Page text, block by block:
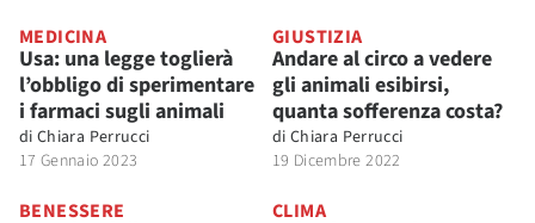
MEDICINA
Usa: una legge toglierà
l’obbligo di sperimentare
i farmaci sugli animali
di Chiara Perrucci
17 Gennaio 2023
GIUSTIZIA
Andare al circo a vedere
gli animali esibirsi,
quanta sofferenza costa?
di Chiara Perrucci
19 Dicembre 2022
BENESSERE CLIMA